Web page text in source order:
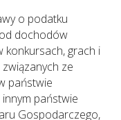
o podatku
dochodów
konkursach, grach i
ze
państwie
państwie
Gospodarczego,